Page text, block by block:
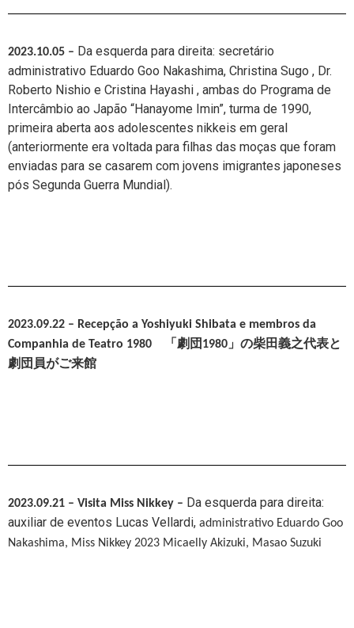
2023.10.05 – Da esquerda para direita: secretário
administrativo Eduardo Goo Nakashima, Christina Sugo , Dr.
Roberto Nishio e Cristina Hayashi , ambas do Programa de
Intercâmbio ao Japão “Hanayome Imin”, turma de 1990,
primeira aberta aos adolescentes nikkeis em geral
(anteriormente era voltada para filhas das moças que foram
enviadas para se casarem com jovens imigrantes japoneses
pós Segunda Guerra Mundial).
2023.09.22 – Recepção a Yoshiyuki Shibata e membros da
Companhia de Teatro 1980 「劇団1980」の柴田義之代表と
劇団員がご来館
2023.09.21 – Visita Miss Nikkey – Da esquerda para direita:
auxiliar de eventos Lucas Vellardi, administrativo Eduardo Goo
Nakashima, Miss Nikkey 2023 Micaelly Akizuki, Masao Suzuki